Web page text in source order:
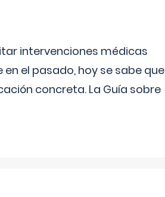
intervenciones médicas
el pasado, hoy se sabe que
concreta. La Guía sobre